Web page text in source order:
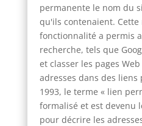
permanente le nom du
qu'ils contenaient. Cette
fonctionnalité a permis
recherche, tels que
et classer les pages
adresses dans des liens
1993, le terme « lien
formalisé et est devenu
pour décrire les